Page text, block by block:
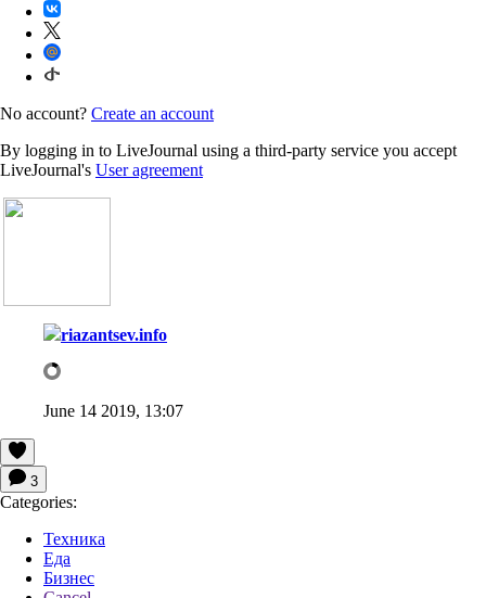
No account? Create an account
By logging in to LiveJournal using a third-party service you accept
LiveJournal's User agreement
riazantsev.info
June 14 2019, 13:07
3
Categories:
Техника
Еда
Бизнес